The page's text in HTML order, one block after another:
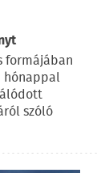
formájában
hónappal
szóló